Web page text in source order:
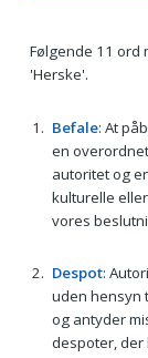
Følgende 11 ord
'Herske'.
Befale: At
en
autoritet og
kulturelle
vores
Despot:
uden hensyn
og antyder
despoter, der